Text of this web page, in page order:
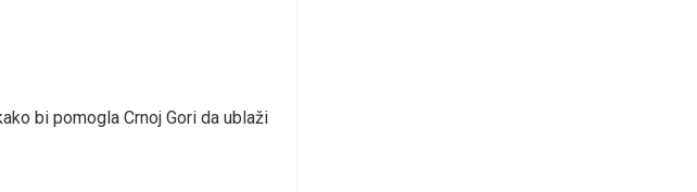
bi pomogla Crnoj Gori da ublaži